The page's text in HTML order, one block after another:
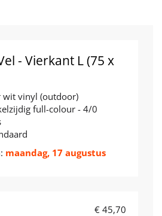
- Vierkant L (75 x
wit vinyl (outdoor)
full-colour - 4/0
maandag, 17 augustus
€ 45,70